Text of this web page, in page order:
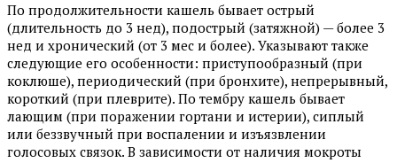
По продолжительности кашель бывает острый
(длительность до 3 нед), подострый (затяжной) — более 3
нед и хронический (от 3 мес и более). Указывают также
следующие его особенности: приступообразный (при
коклюше), периодический (при бронхите), непрерывный,
короткий (при плеврите). По тембру кашель бывает
лающим (при поражении гортани и истерии), сиплый
или беззвучный при воспалении и изъязвлении
голосовых связок. В зависимости от наличия мокроты